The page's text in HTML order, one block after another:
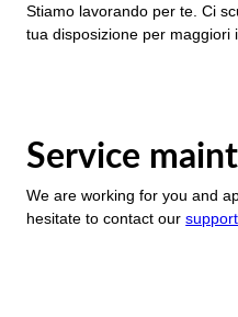
Stiamo lavorando per te. Ci
tua disposizione per maggiori
Service
We are working for you and
hesitate to contact our